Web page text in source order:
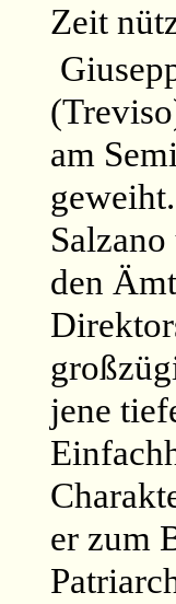
Zeit
am
den
jene
er zum